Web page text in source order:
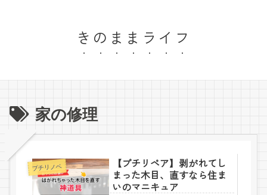
きのままライフ
家の修理
プチリノベ
【プチリペア】剥がれてし
まった木目、直すなら住ま
いのマニキュア